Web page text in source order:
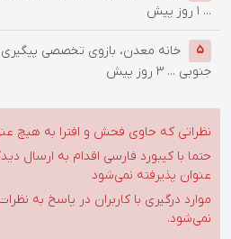
... 1 روز پیش
5
خانه معدن، بازوی تخصصی پیگیری
جنوبی ... 3 روز پیش
نظراتی که حاوی فحش و افترا به هیچ
حتما با کیبورد فارسی اقدام به ارسال
عنوان پذیرفته نمی‌شود
موارد درگیری با کاربران در پاسخ به
نمی‌شود.